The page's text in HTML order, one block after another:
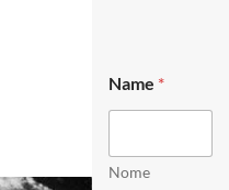
Name *
Nome